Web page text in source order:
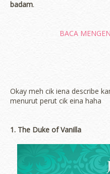
badam.
BACA
Okay meh cik iena describe
menurut perut cik eina haha
1. The Duke of Vanilla